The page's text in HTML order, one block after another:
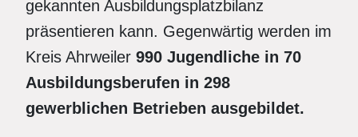
gekannten Ausbildungsplatzbilanz
präsentieren kann. Gegenwärtig werden im
Kreis Ahrweiler 990 Jugendliche in 70
Ausbildungsberufen in 298
gewerblichen Betrieben ausgebildet.